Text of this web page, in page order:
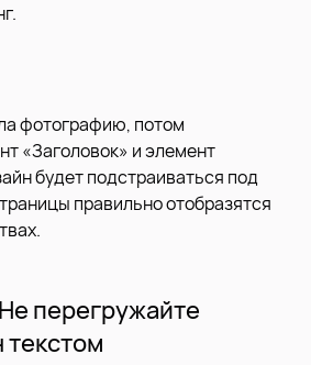
фотографию, потом
«Заголовок» и элемент
будет подстраиваться под
правильно отобразятся
перегружайте
текстом